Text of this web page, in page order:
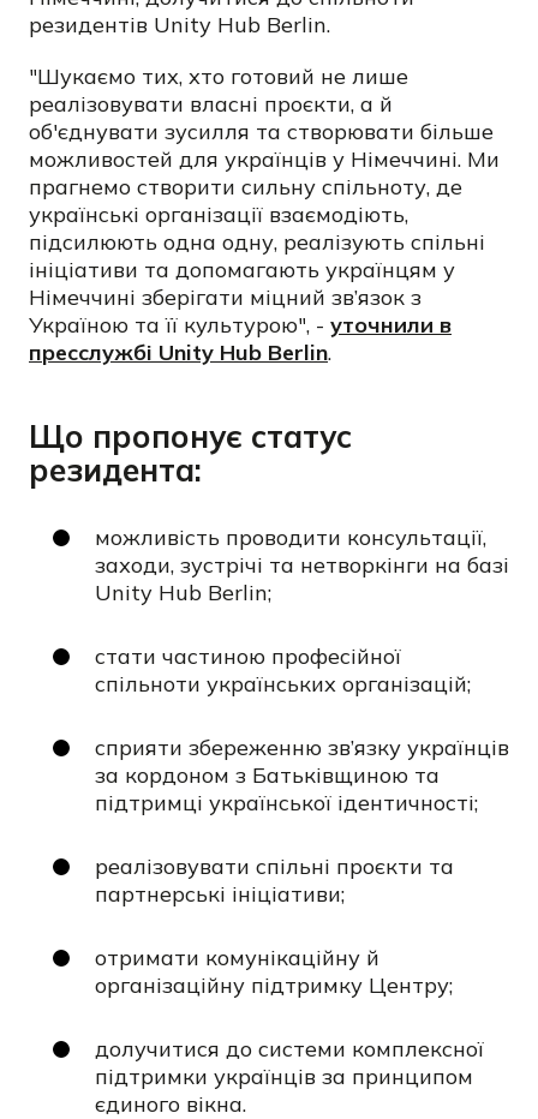
резидентів Unity Hub Berlin.
"Шукаємо тих, хто готовий не лише
реалізовувати власні проєкти, а й
об'єднувати зусилля та створювати більше
можливостей для українців у Німеччині. Ми
прагнемо створити сильну спільноту, де
українські організації взаємодіють,
підсилюють одна одну, реалізують спільні
ініціативи та допомагають українцям у
Німеччині зберігати міцний зв’язок з
Україною та її культурою", - уточнили в
пресслужбі Unity Hub Berlin.
Що пропонує статус
резидента:
можливість проводити консультації,
заходи, зустрічі та нетворкінги на базі
Unity Hub Berlin;
стати частиною професійної
спільноти українських організацій;
сприяти збереженню зв’язку українців
за кордоном з Батьківщиною та
підтримці української ідентичності;
реалізовувати спільні проєкти та
партнерські ініціативи;
отримати комунікаційну й
організаційну підтримку Центру;
долучитися до системи комплексної
підтримки українців за принципом
єдиного вікна.